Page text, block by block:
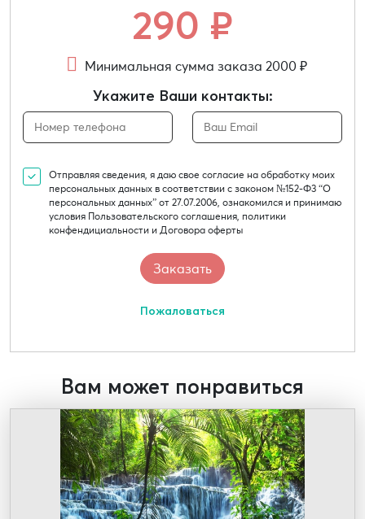
290 ₽
Минимальная сумма заказа 2000 ₽
Укажите Ваши контакты:
Отправляя сведения, я даю свое согласие на обработку моих
персональных данных в соответствии с законом №152-Ф3 “О
персональных данных” от 27.07.2006, ознакомился и принимаю
условия Пользовательского соглашения, политики
конфендициальности и Договора оферты
Пожаловаться
Вам может понравиться